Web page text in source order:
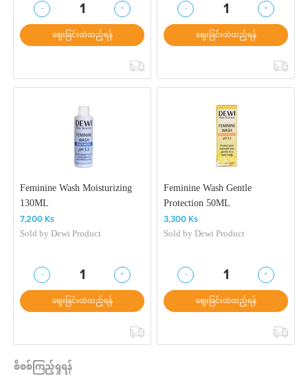
- 1
+
ဈေးခြင်းထဲထည့်ရန်
- 1
+
ဈေးခြင်းထဲထည့်ရန်
Feminine Wash Moisturizing
130ML
7,200 Ks
Sold byDewi Product
- 1
+
ဈေးခြင်းထဲထည့်ရန်
Feminine Wash Gentle
Protection 50ML
3,300 Ks
Sold byDewi Product
- 1
+
ဈေးခြင်းထဲထည့်ရန်
စိစစ်ကြည့်ရှုရန်